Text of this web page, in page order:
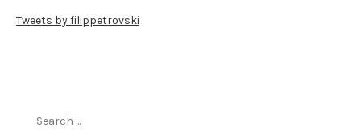
Tweets by filippetrovski